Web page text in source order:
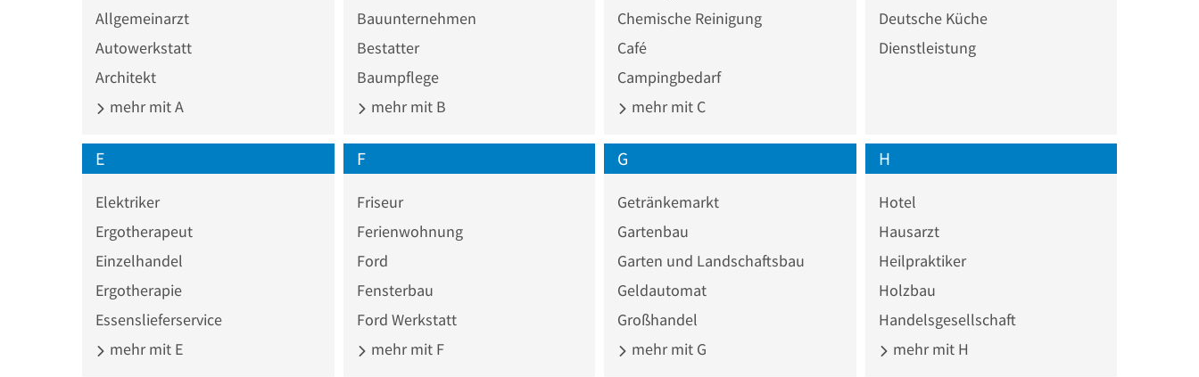
Allgemeinarzt
Autowerkstatt
Architekt
mehr mit A
Bauunternehmen
Bestatter
Baumpflege
mehr mit B
Chemische Reinigung
Café
Campingbedarf
mehr mit C
Deutsche Küche
Dienstleistung
E
Elektriker
Ergotherapeut
Einzelhandel
Ergotherapie
Essenslieferservice
mehr mit E
F
Friseur
Ferienwohnung
Ford
Fensterbau
Ford Werkstatt
mehr mit F
G
Getränkemarkt
Gartenbau
Garten und Landschaftsbau
Geldautomat
Großhandel
mehr mit G
H
Hotel
Hausarzt
Heilpraktiker
Holzbau
Handelsgesellschaft
mehr mit H